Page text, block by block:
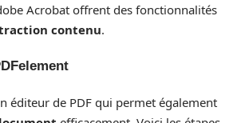
Acrobat offrent des fonctionnalités
contenu.
éditeur de PDF qui permet également